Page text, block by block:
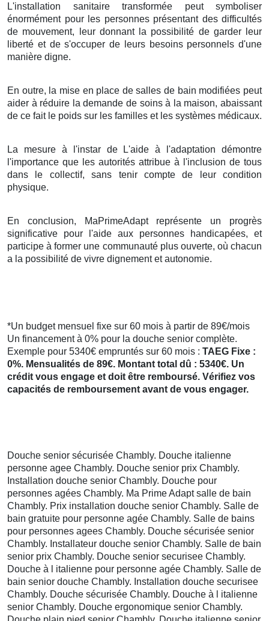
L'installation sanitaire transformée peut symboliser
énormément pour les personnes présentant des difficultés
de mouvement, leur donnant la possibilité de garder leur
liberté et de s'occuper de leurs besoins personnels d'une
manière digne.
En outre, la mise en place de salles de bain modifiées peut
aider à réduire la demande de soins à la maison, abaissant
de ce fait le poids sur les familles et les systèmes médicaux.
La mesure à l'instar de L'aide à l'adaptation démontre
l'importance que les autorités attribue à l'inclusion de tous
dans le collectif, sans tenir compte de leur condition
physique.
En conclusion, MaPrimeAdapt représente un progrès
significative pour l'aide aux personnes handicapées, et
participe à former une communauté plus ouverte, où chacun
a la possibilité de vivre dignement et autonomie.
*Un budget mensuel fixe sur 60 mois à partir de 89€/mois
Un financement à 0% pour la douche senior complète.
Exemple pour 5340€ empruntés sur 60 mois : TAEG Fixe :
0%. Mensualités de 89€. Montant total dû : 5340€. Un
crédit vous engage et doit être remboursé. Vérifiez vos
capacités de remboursement avant de vous engager.
Douche senior sécurisée Chambly. Douche italienne
personne agee Chambly. Douche senior prix Chambly.
Installation douche senior Chambly. Douche pour
personnes agées Chambly. Ma Prime Adapt salle de bain
Chambly. Prix installation douche senior Chambly. Salle de
bain gratuite pour personne agée Chambly. Salle de bains
pour personnes agees Chambly. Douche sécurisée senior
Chambly. Installateur douche senior Chambly. Salle de bain
senior prix Chambly. Douche senior securisee Chambly.
Douche à l italienne pour personne agée Chambly. Salle de
bain senior douche Chambly. Installation douche securisee
Chambly. Douche sécurisée Chambly. Douche à l italienne
senior Chambly. Douche ergonomique senior Chambly.